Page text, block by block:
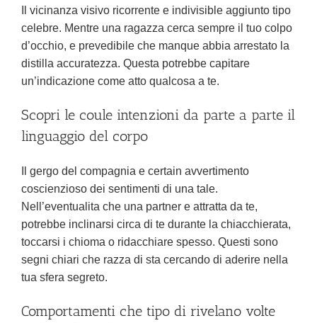
Il vicinanza visivo ricorrente e indivisible aggiunto tipo
celebre. Mentre una ragazza cerca sempre il tuo colpo
d’occhio, e prevedibile che manque abbia arrestato la
distilla accuratezza. Questa potrebbe capitare
un’indicazione come atto qualcosa a te.
Scopri le coule intenzioni da parte a parte il
linguaggio del corpo
Il gergo del compagnia e certain avvertimento
coscienzioso dei sentimenti di una tale.
Nell’eventualita che una partner e attratta da te,
potrebbe inclinarsi circa di te durante la chiacchierata,
toccarsi i chioma o ridacchiare spesso. Questi sono
segni chiari che razza di sta cercando di aderire nella
tua sfera segreto.
Comportamenti che tipo di rivelano volte